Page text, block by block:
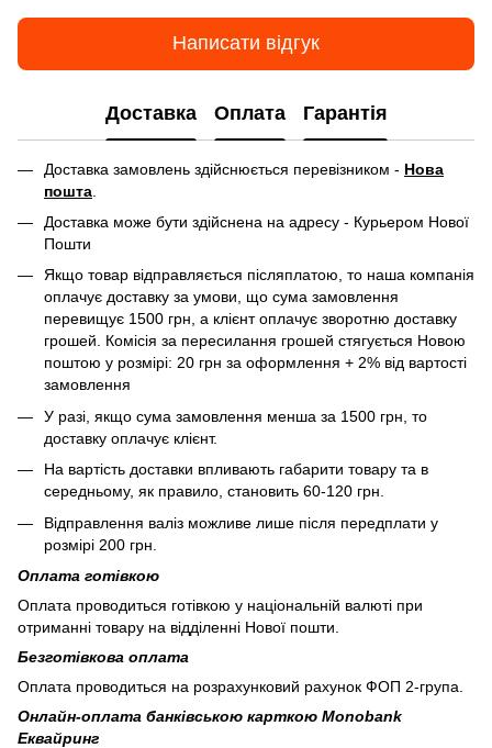
Написати відгук
Доставка Оплата Гарантія
Доставка замовлень здійснюється перевізником - Нова
пошта
Доставка може бути здійснена на адресу - Курьером Нової
Пошти
Якщо товар відправляється післяплатою, то наша компанія
оплачує доставку за умови, що сума замовлення
перевищує 1500 грн, а клієнт оплачує зворотню доставку
грошей. Комісія за пересилання грошей стягується Новою
поштою у розмірі: 20 грн за оформлення + 2% від вартості
замовлення
У разі, якщо сума замовлення менша за 1500 грн, то
доставку оплачує клієнт.
На вартість доставки впливають габарити товару та в
середньому, як правило, становить 60-120 грн.
Відправлення валіз можливе лише після передплати у
розмірі 200 грн.
Оплата готівкою
Оплата проводиться готівкою у національній валюті при
отриманні товару на відділенні Нової пошти.
Безготівкова оплата
Оплата проводиться на розрахунковий рахунок ФОП 2-група.
Онлайн-оплата банківською карткою Monobank
Еквайринг